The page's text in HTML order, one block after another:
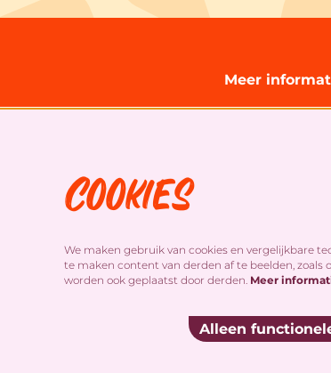
Meer
Technische
Cookies
We maken gebruik van cookies en vergelijkbare
te maken content van derden af te beelden, zoals
worden ook geplaatst door derden. Meer
Alleen